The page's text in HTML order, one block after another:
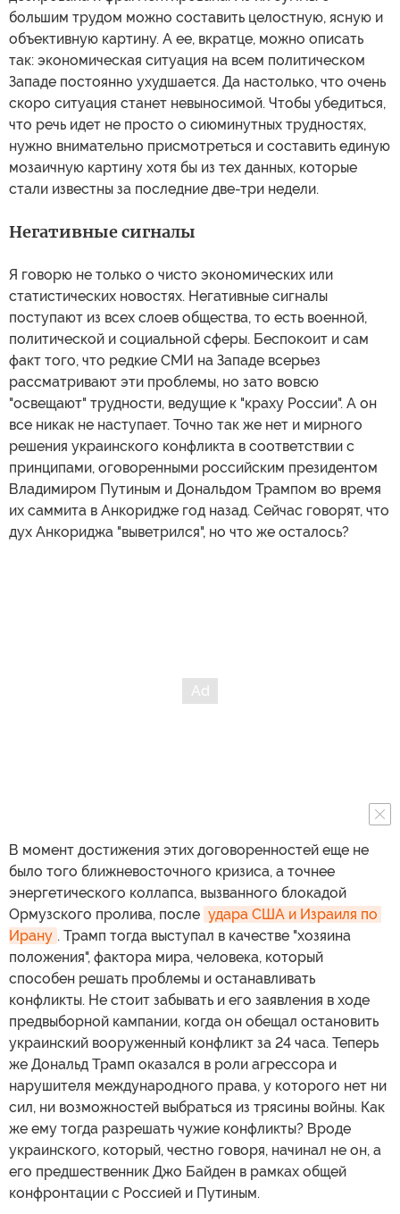
большим трудом можно составить целостную, ясную и
объективную картину. А ее, вкратце, можно описать
так: экономическая ситуация на всем политическом
Западе постоянно ухудшается. Да настолько, что очень
скоро ситуация станет невыносимой. Чтобы убедиться,
что речь идет не просто о сиюминутных трудностях,
нужно внимательно присмотреться и составить единую
мозаичную картину хотя бы из тех данных, которые
стали известны за последние две-три недели.
Негативные сигналы
Я говорю не только о чисто экономических или
статистических новостях. Негативные сигналы
поступают из всех слоев общества, то есть военной,
политической и социальной сферы. Беспокоит и сам
факт того, что редкие СМИ на Западе всерьез
рассматривают эти проблемы, но зато вовсю
"освещают" трудности, ведущие к "краху России". А он
все никак не наступает. Точно так же нет и мирного
решения украинского конфликта в соответствии с
принципами, оговоренными российским президентом
Владимиром Путиным и Дональдом Трампом во время
их саммита в Анкоридже год назад. Сейчас говорят, что
дух Анкориджа "выветрился", но что же осталось?
В момент достижения этих договоренностей еще не
было того ближневосточного кризиса, а точнее
энергетического коллапса, вызванного блокадой
Ормузского пролива, после удара США и Израиля по
Ирану . Трамп тогда выступал в качестве "хозяина
положения", фактора мира, человека, который
способен решать проблемы и останавливать
конфликты. Не стоит забывать и его заявления в ходе
предвыборной кампании, когда он обещал остановить
украинский вооруженный конфликт за 24 часа. Теперь
же Дональд Трамп оказался в роли агрессора и
нарушителя международного права, у которого нет ни
сил, ни возможностей выбраться из трясины войны. Как
же ему тогда разрешать чужие конфликты? Вроде
украинского, который, честно говоря, начинал не он, а
его предшественник Джо Байден в рамках общей
конфронтации с Россией и Путиным.